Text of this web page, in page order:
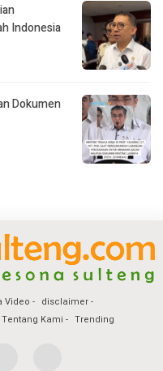
Indonesia
Dokumen
Video
disclaimer
Tentang Kami Trending